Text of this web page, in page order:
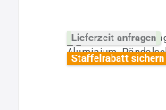
Lieferzeit anfragen
Staffelrabatt sichern